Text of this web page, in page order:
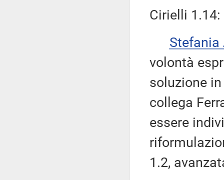
Cirielli
Stefania
volontà
soluzione
collega
essere
1.2,